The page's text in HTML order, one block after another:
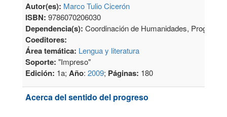
Autor(es): Marco Tulio Cicerón
ISBN:9786070206030
Dependencia(s):Coordinación de Humanidades, Programa
Coeditores:
Área temática: Lengua y literatura
Soporte: "Impreso"
Edición: 1a;Año:2009; Páginas: 180
Acerca del sentido del progreso